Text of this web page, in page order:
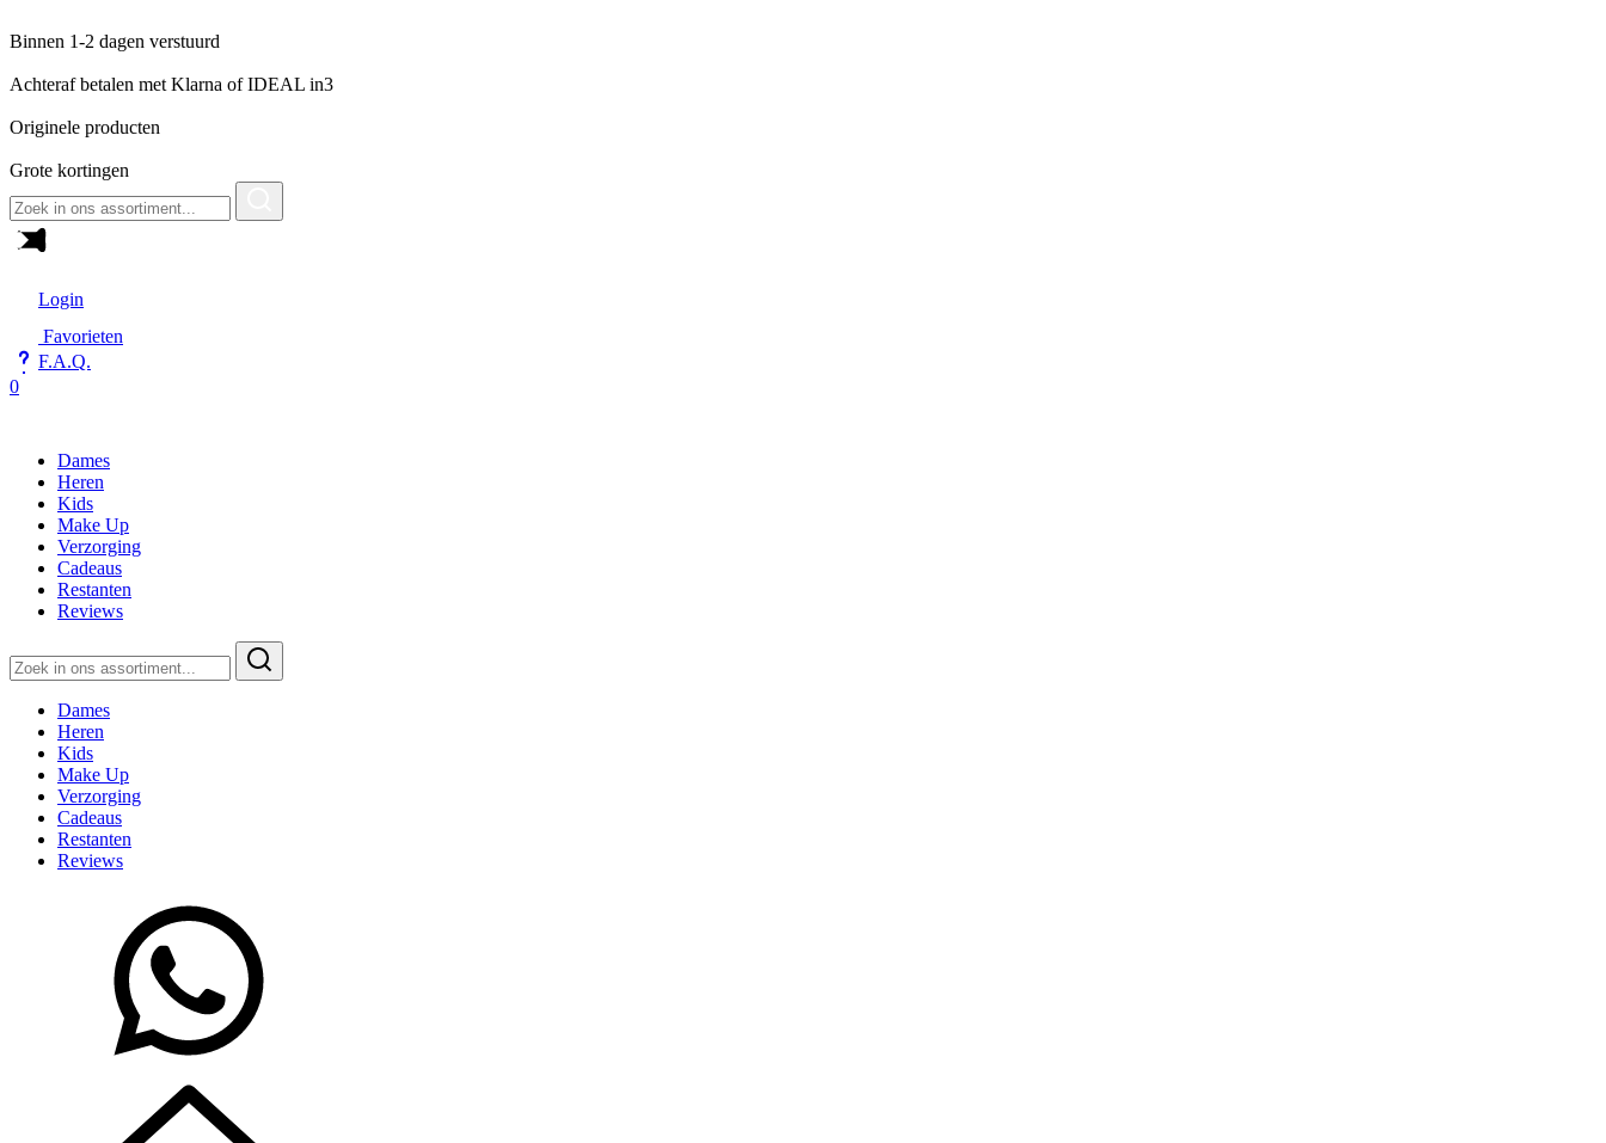
Binnen 1-2 dagen verstuurd
Achteraf betalen met Klarna of IDEAL in3
Originele producten
Grote kortingen
naar:
Login
Favorieten
F.A.Q.
0
Dames
Heren
Kids
Make Up
Verzorging
Cadeaus
Restanten
Reviews
naar:
Dames
Heren
Kids
Make Up
Verzorging
Cadeaus
Restanten
Reviews